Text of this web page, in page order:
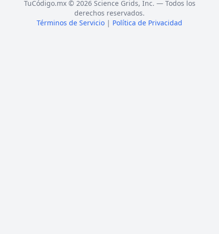
TuCódigo.mx © 2026 Science Grids, Inc. — Todos los
derechos reservados.
Términos de Servicio | Política de Privacidad